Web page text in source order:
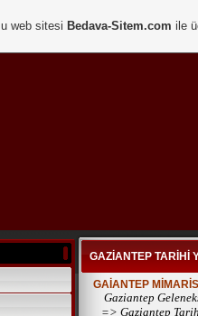
GAZİANTEP TARİHİ
GAİANTEP
Gaziantep
=> Gaziantep
web sitesi Bedava-Sitem.com ile